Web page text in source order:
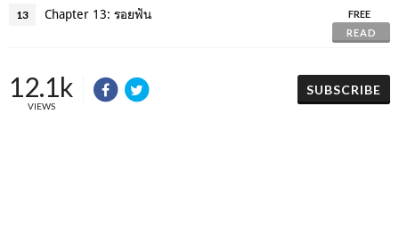
13 Chapter 13: รอยฟัน
FREE
READ
12.1k
VIEWS
SUBSCRIBE